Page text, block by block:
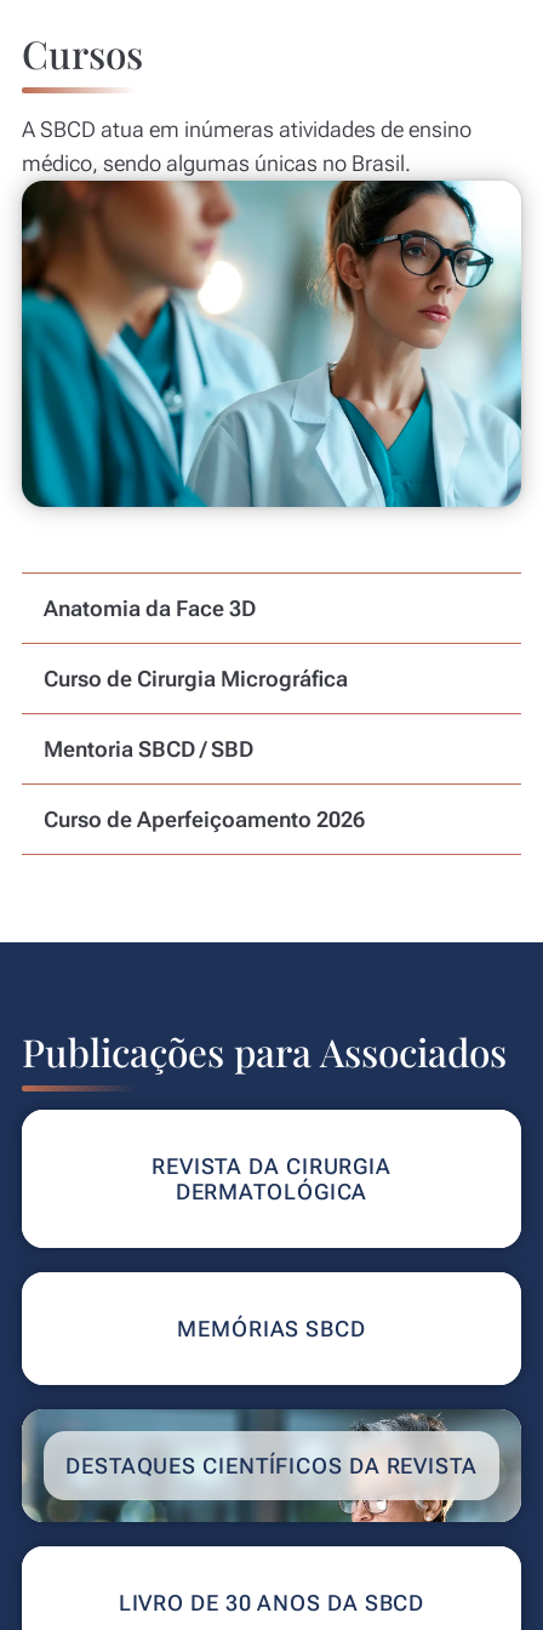
Cursos
A SBCD atua em inúmeras atividades de ensino
médico, sendo algumas únicas no Brasil.
Anatomia da Face 3D
Curso de Cirurgia Micrográfica
Mentoria SBCD / SBD
Curso de Aperfeiçoamento 2026
Publicações para Associados
REVISTA DA CIRURGIA
DERMATOLÓGICA
MEMÓRIAS SBCD
DESTAQUES CIENTÍFICOS DA REVISTA
LIVRO DE 30 ANOS DA SBCD